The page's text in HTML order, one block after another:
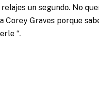
un segundo. No
a Corey Graves porque
“.